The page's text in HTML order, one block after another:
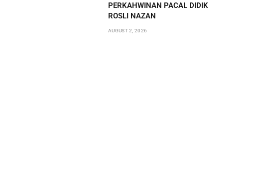
PERKAHWINAN PACAL DIDIK
ROSLI NAZAN
AUGUST 2, 2026